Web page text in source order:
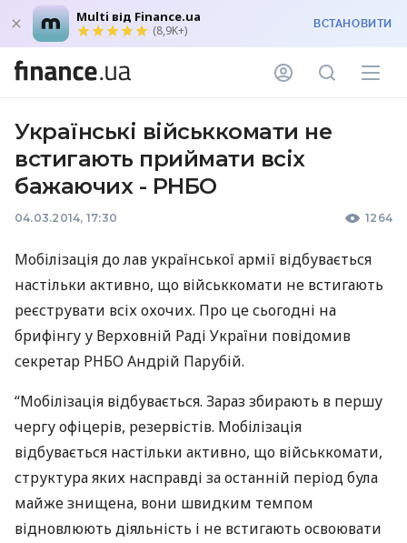
Multi від Finance.ua
(8,9K+) ВСТАНОВИТИ
Українські військкомати не
встигають приймати всіх
бажаючих - РНБО
04.03.2014, 17:30 1264
Мобілізація до лав української армії відбувається
настільки активно, що військкомати не встигають
реєструвати всіх охочих. Про це сьогодні на
брифінгу у Верховній Раді України повідомив
секретар РНБО Андрій Парубій.
“Мобілізація відбувається. Зараз збирають в першу
чергу офіцерів, резервістів. Мобілізація
відбувається настільки активно, що військкомати,
структура яких насправді за останній період була
майже знищена, вони швидким темпом
відновлюють діяльність і не встигають освоювати